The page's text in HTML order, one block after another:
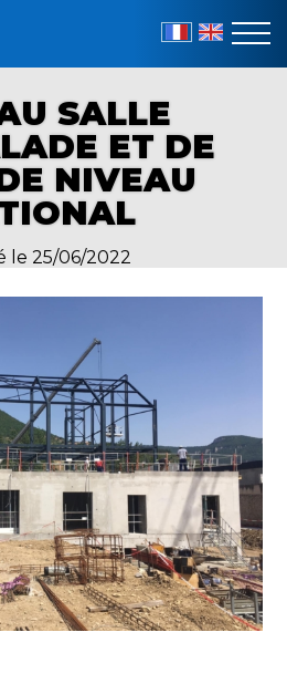
EN
SALLE
ET DE
NIVEAU
le 25/06/2022